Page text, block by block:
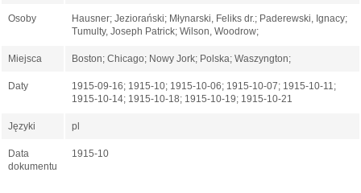
Osoby
Hausner; Jeziorański; Młynarski, Feliks dr.; Paderewski, Ignacy;
Tumulty, Joseph Patrick; Wilson, Woodrow;
Miejsca Boston; Chicago; Nowy Jork; Polska; Waszyngton;
Daty
1915-09-16; 1915-10; 1915-10-06; 1915-10-07; 1915-10-11;
1915-10-14; 1915-10-18; 1915-10-19; 1915-10-21
Języki pl
Data
dokumentu
1915-10